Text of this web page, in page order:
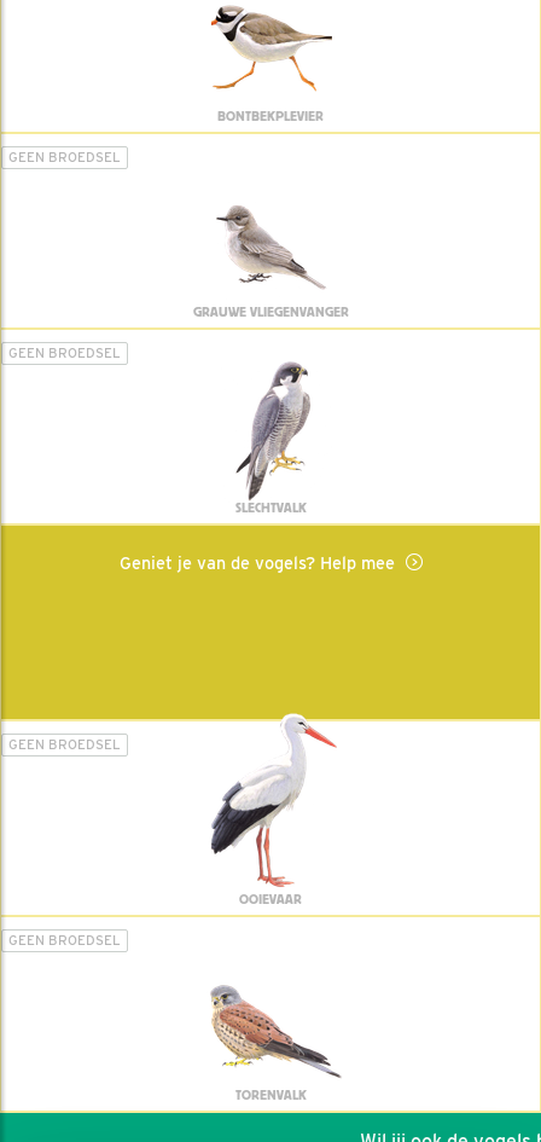
BONTBEKPLEVIER
GEEN BROEDSEL
GRAUWE VLIEGENVANGER
GEEN BROEDSEL
SLECHTVALK
Geniet je van de vogels? Help mee
GEEN BROEDSEL
OOIEVAAR
GEEN BROEDSEL
TORENVALK